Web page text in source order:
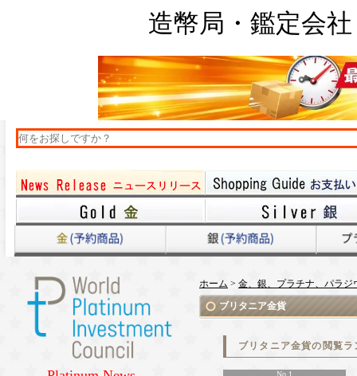
造幣局・鑑定会
ホーム > 金、銀、プラチナ、パラジ
ブリタニア金貨
ブリタニア金貨の閲覧ラ
No.1